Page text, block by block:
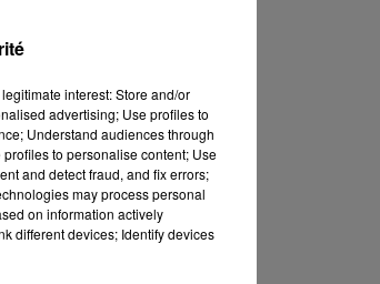
interest: Store and/or
advertising; Use profiles to
Understand audiences through
to personalise content; Use
and detect fraud, and fix errors;
may process personal
on information actively
different devices; Identify devices